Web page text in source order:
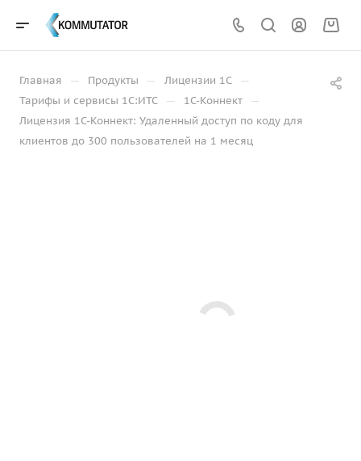
Главная — Продукты — Лицензии 1С —
Тарифы и сервисы 1С:ИТС — 1С-Коннект —
Лицензия 1С-Коннект: Удаленный доступ по коду для
клиентов до 300 пользователей на 1 месяц